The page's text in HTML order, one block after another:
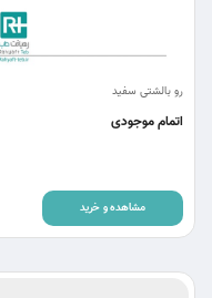
رو بالشتی سفید
اتمام موجودی
مشاهده و خرید